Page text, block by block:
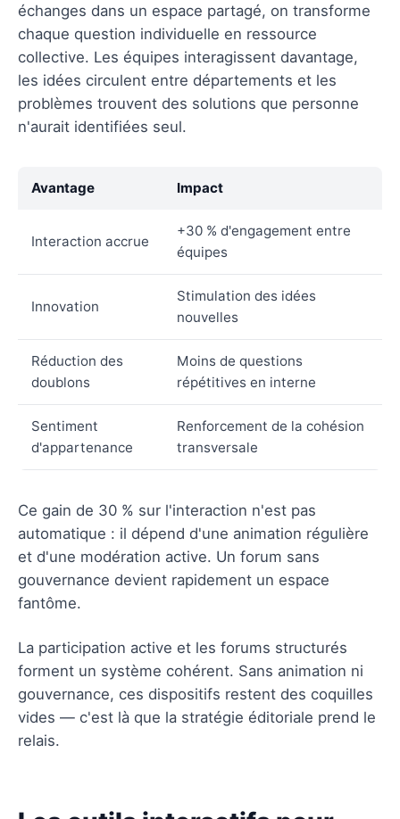
échanges dans un espace partagé, on transforme
chaque question individuelle en ressource
collective. Les équipes interagissent davantage,
les idées circulent entre départements et les
problèmes trouvent des solutions que personne
n'aurait identifiées seul.
Avantage Impact
Interaction accrue
+30 % d'engagement entre
équipes
Innovation
Stimulation des idées
nouvelles
Réduction des
doublons
Moins de questions
répétitives en interne
Sentiment
d'appartenance
Renforcement de la cohésion
transversale
Ce gain de 30 % sur l'interaction n'est pas
automatique : il dépend d'une animation régulière
et d'une modération active. Un forum sans
gouvernance devient rapidement un espace
fantôme.
La participation active et les forums structurés
forment un système cohérent. Sans animation ni
gouvernance, ces dispositifs restent des coquilles
vides — c'est là que la stratégie éditoriale prend le
relais.